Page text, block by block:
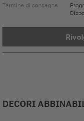
Termine di consegna
DECORI